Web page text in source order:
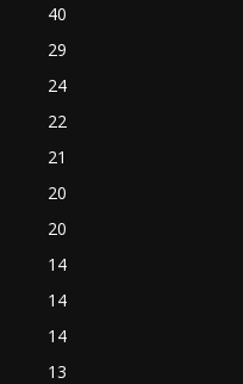
40
29
24
22
21
20
20
14
14
14
13